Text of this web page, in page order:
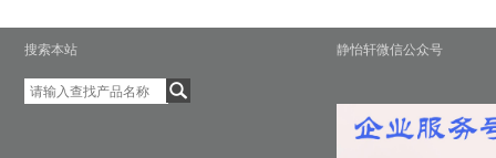
搜索本站 静怡轩微信公众号